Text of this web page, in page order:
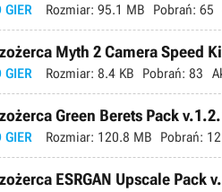
GIER Rozmiar: 95.1 MB Pobrań: 65
Myth 2 Camera Speed
GIER Rozmiar: 8.4 KB Pobrań: 83
Green Berets Pack
GIER Rozmiar: 120.8 MB Pobrań:
ESRGAN Upscale Pack